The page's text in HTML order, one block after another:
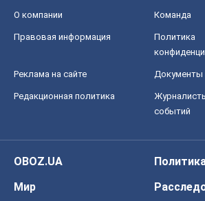
О компании Команда
Правовая информация
Политика
Реклама на сайте Документы
Редакционная политика
событий
OBOZ.UA
Мир